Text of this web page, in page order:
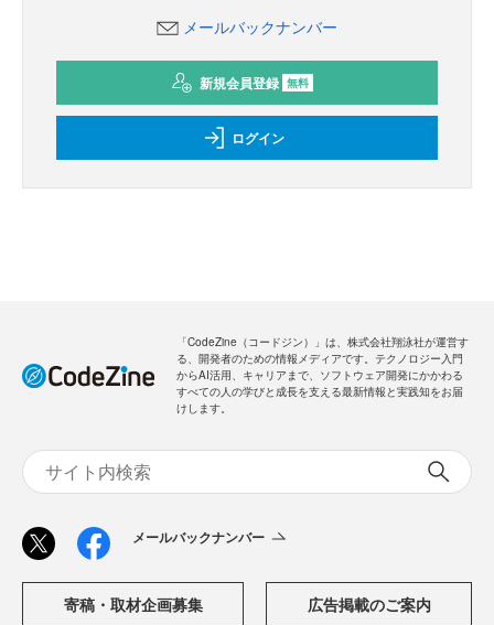
メールバックナンバー
新規会員登録 無料
ログイン
「CodeZine（コードジン）」は、株式会社翔泳社が運営す
る、開発者のための情報メディアです。テクノロジー入門
からAI活用、キャリアまで、ソフトウェア開発にかかわる
すべての人の学びと成長を支える最新情報と実践知をお届
けします。
メールバックナンバー
寄稿・取材企画募集 広告掲載のご案内